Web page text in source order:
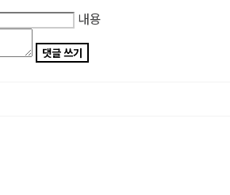
내용
댓글 쓰기